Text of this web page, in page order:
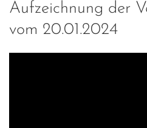
Aufzeichnung der
vom 20.01.2024